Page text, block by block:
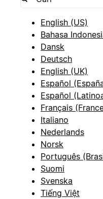
English (US)
Bahasa
Dansk
Deutsch
English (UK)
Español
Español
Français
Italiano
Nederlands
Norsk
Português
Suomi
Svenska
Tiếng Việt